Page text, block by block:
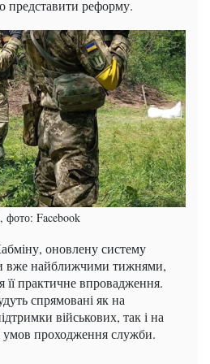
представити реформу.
Facebook
оновлену систему
вже найближчими тижнями,
її практичне впровадження.
спрямовані як на
військових, так і на
умов проходження служби.